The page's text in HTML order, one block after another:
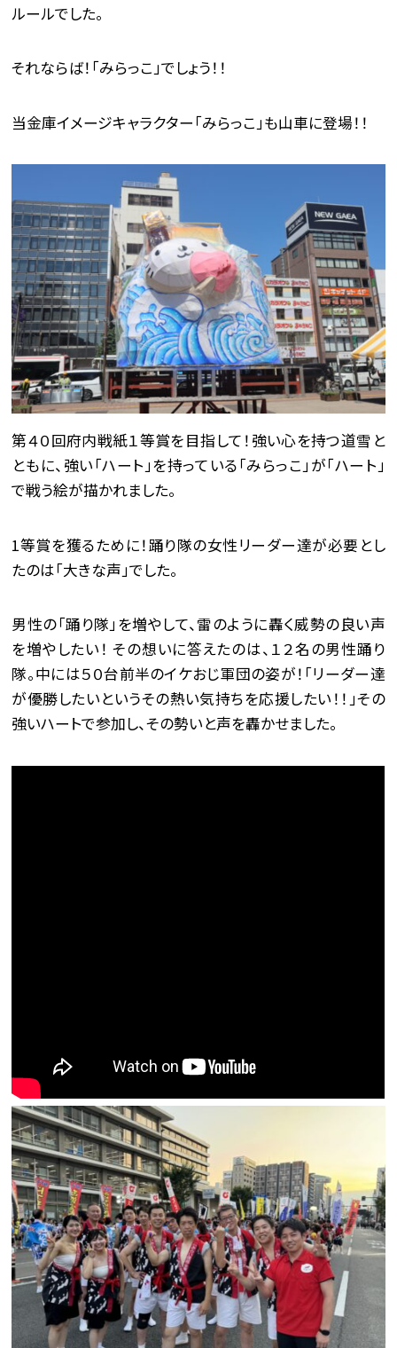
ルールでした。
それならば！「みらっこ」でしょう！！
当金庫イメージキャラクター「みらっこ」も山車に登場！！
第４０回府内戦紙１等賞を目指して！強い心を持つ道雪と
ともに、強い「ハート」を持っている「みらっこ」が「ハート」
で戦う絵が描かれました。
1等賞を獲るために！踊り隊の女性リーダー達が必要とし
たのは「大きな声」でした。
男性の「踊り隊」を増やして、雷のように轟く威勢の良い声
を増やしたい！ その想いに答えたのは、１２名の男性踊り
隊。中には５０台前半のイケおじ軍団の姿が！「リーダー達
が優勝したいというその熱い気持ちを応援したい！！」その
強いハートで参加し、その勢いと声を轟かせました。